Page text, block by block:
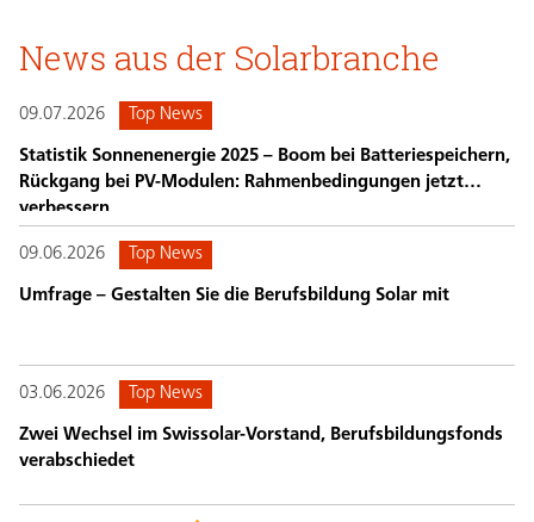
News aus der Solarbranche
09.07.2026 Top News
Statistik Sonnenenergie 2025 – Boom bei Batteriespeichern,
Rückgang bei PV-Modulen: Rahmenbedingungen jetzt
verbessern
09.06.2026 Top News
Umfrage – Gestalten Sie die Berufsbildung Solar mit
03.06.2026 Top News
Zwei Wechsel im Swissolar-Vorstand, Berufsbildungsfonds
verabschiedet